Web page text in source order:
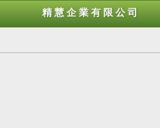
精 慧 企 業 有 限 公 司